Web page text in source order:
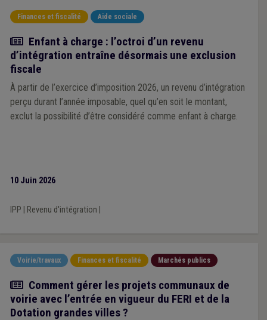
Finances et fiscalité Aide sociale
Actualité
Enfant à charge : l’octroi d’un revenu
d’intégration entraîne désormais une exclusion
fiscale
À partir de l’exercice d’imposition 2026, un revenu d’intégration
perçu durant l’année imposable, quel qu’en soit le montant,
exclut la possibilité d’être considéré comme enfant à charge.
10 Juin 2026
IPP Revenu d'intégration
Voirie/travaux Finances et fiscalité Marchés publics
Article
Comment gérer les projets communaux de
voirie avec l’entrée en vigueur du FERI et de la
Dotation grandes villes ?